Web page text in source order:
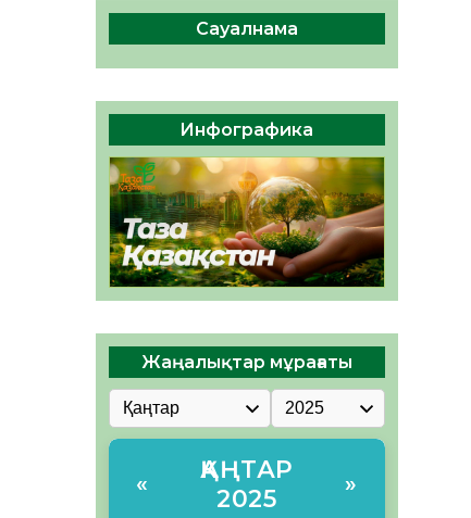
Руслан Рүстемұлы облыс
әкімінің кеңесшісі болып
тағайындалды
05.08.2026
47 0
Сауалнама
Инфографика
Жаңалықтар мұрағаты
«
ҚАҢТАР
2025
»